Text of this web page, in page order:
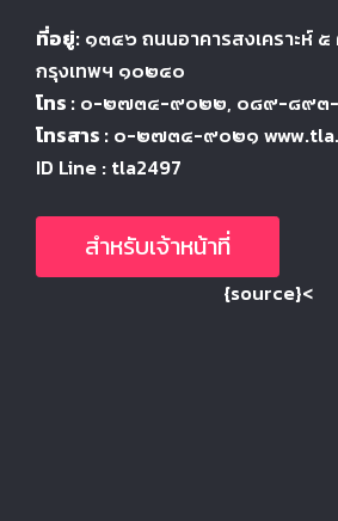
ที่อยู่: ๑๓๔๖ ถนนอาคารสงเคราะห์ ๕
กรุงเทพฯ ๑๐๒๔๐
โทร : ๐-๒๗๓๔-๙๐๒๒, ๐๘๙-๘๙
โทรสาร : ๐-๒๗๓๔-๙๐๒๑
ID Line : tla2497
สำหรับเจ้าหน้าที่
{source}<